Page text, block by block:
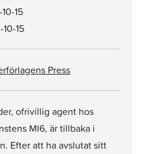
15
15
Press
ofrivillig agent hos
MI6, är tillbaka i
Efter att ha avslutat sitt